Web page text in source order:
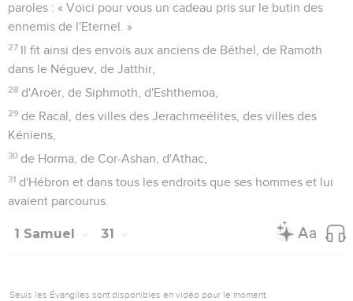
paroles : « Voici pour vous un cadeau pris sur le butin des
ennemis de l'Eternel. »
27 Il fit ainsi des envois aux anciens de Béthel, de Ramoth
dans le Néguev, de Jatthir,
28 d'Aroër, de Siphmoth, d'Eshthemoa,
29 de Racal, des villes des Jerachmeélites, des villes des
Kéniens,
30 de Horma, de Cor-Ashan, d'Athac,
31 d'Hébron et dans tous les endroits que ses hommes et lui
avaient parcourus.
1 Samuel 31
Seuls les Évangiles sont disponibles en vidéo pour le moment.